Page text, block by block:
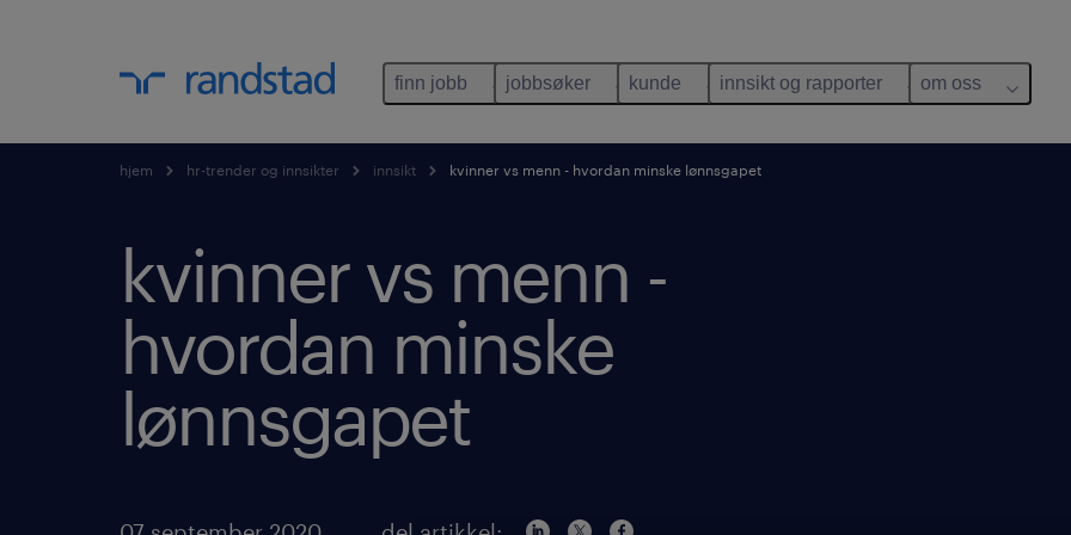
finn jobb jobbsøker kunde innsikt og rapporter om oss
hjem hr-trender og innsikter innsikt kvinner vs menn - hvordan minske lønnsgapet
kvinner vs menn -
hvordan minske
lønnsgapet